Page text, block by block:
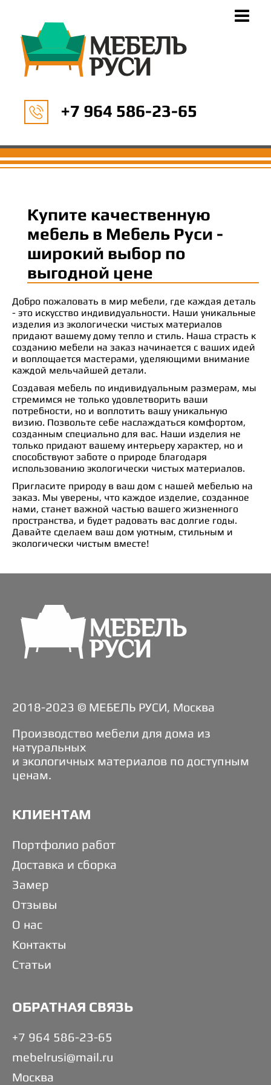
+7 964 586-23-65
Купите качественную
мебель в Мебель Руси -
широкий выбор по
выгодной цене
Добро пожаловать в мир мебели, где каждая деталь
- это искусство индивидуальности. Наши уникальные
изделия из экологически чистых материалов
придают вашему дому тепло и стиль. Наша страсть к
созданию мебели на заказ начинается с ваших идей
и воплощается мастерами, уделяющими внимание
каждой мельчайшей детали.
Создавая мебель по индивидуальным размерам, мы
стремимся не только удовлетворить ваши
потребности, но и воплотить вашу уникальную
визию. Позвольте себе наслаждаться комфортом,
созданным специально для вас. Наши изделия не
только придают вашему интерьеру характер, но и
способствуют заботе о природе благодаря
использованию экологически чистых материалов.
Пригласите природу в ваш дом с нашей мебелью на
заказ. Мы уверены, что каждое изделие, созданное
нами, станет важной частью вашего жизненного
пространства, и будет радовать вас долгие годы.
Давайте сделаем ваш дом уютным, стильным и
экологически чистым вместе!
2018-2023 © МЕБЕЛЬ РУСИ, Москва
Производство мебели для дома из
натуральных
и экологичных материалов по доступным
ценам.
КЛИЕНТАМ
Портфолио работ
Доставка и сборка
Замер
Отзывы
О нас
Контакты
Статьи
ОБРАТНАЯ СВЯЗЬ
+7 964 586-23-65
mebelrusi@mail.ru
Москва